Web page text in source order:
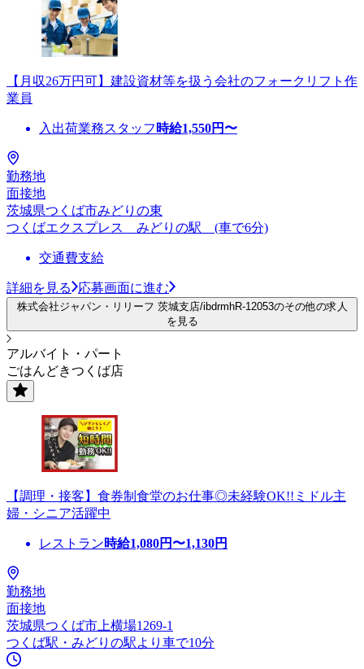
【月収26万円可】建設資材等を扱う会社のフォークリフト作
業員
入出荷業務スタッフ 時給1,550円〜
勤務地
面接地
茨城県つくば市みどりの東
つくばエクスプレス みどりの駅 (車で6分)
交通費支給
詳細を見る 応募画面に進む
株式会社ジャパン・リリーフ 茨城支店/ibdrmhR-12053のその他の求人
を見る
アルバイト・パート
ごはんどきつくば店
【調理・接客】食券制食堂のお仕事◎未経験OK!!ミドル主
婦・シニア活躍中
レストラン時給1,080円〜1,130円
勤務地
面接地
茨城県つくば市上横場1269-1
つくば駅・みどりの駅より車で10分